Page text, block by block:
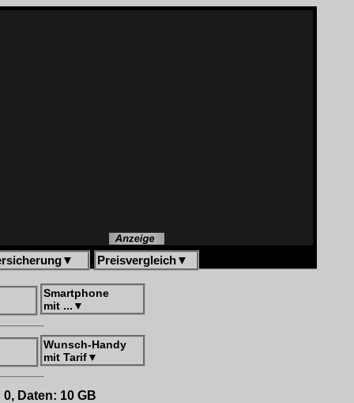
▼ Preisvergleich▼
Smartphone
mit ... ▼
Wunsch-Handy
mit Tarif▼
Daten: 10 GB